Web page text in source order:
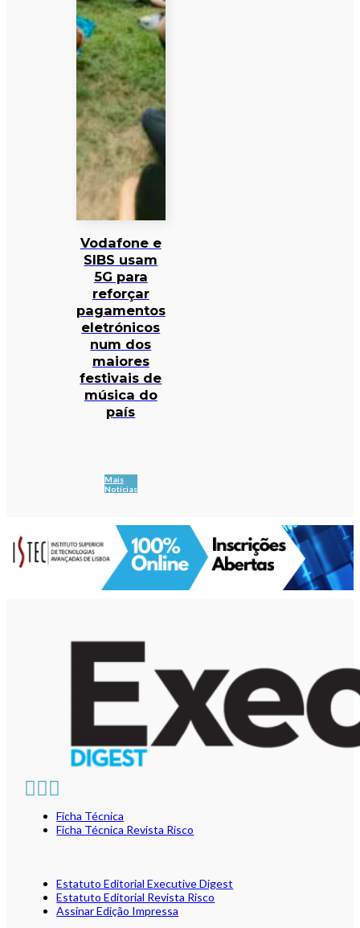
Vodafone e
SIBS usam
5G para
reforçar
pagamentos
eletrónicos
num dos
maiores
festivais de
música do
país
Mais
Notícias
Ficha Técnica
Ficha Técnica Revista Risco
Estatuto Editorial Executive Digest
Estatuto Editorial Revista Risco
Assinar Edição Impressa